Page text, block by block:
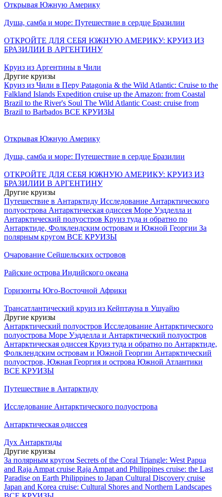
Открывая Южную Америку
Душа, самба и море: Путешествие в сердце Бразилии
ОТКРОЙТЕ ДЛЯ СЕБЯ ЮЖНУЮ АМЕРИКУ: КРУИЗ ИЗ
БРАЗИЛИИ В АРГЕНТИНУ
Круиз из Аргентины в Чили
Другие круизы
Круиз из Чили в Перу Patagonia & the Wild Atlantic: Cruise to the
Falkland Islands Expedition cruise up the Amazon: from Coastal
Brazil to the River's Soul The Wild Atlantic Coast: cruise from
Brazil to Barbados ВСЕ КРУИЗЫ
Открывая Южную Америку
Душа, самба и море: Путешествие в сердце Бразилии
ОТКРОЙТЕ ДЛЯ СЕБЯ ЮЖНУЮ АМЕРИКУ: КРУИЗ ИЗ
БРАЗИЛИИ В АРГЕНТИНУ
Другие круизы
Путешествие в Антарктиду Исследование Антарктического
полуострова Антарктическая одиссея Море Уэдделла и
Антарктический полуостров Круиз туда и обратно по
Антарктиде, Фолклендским островам и Южной Георгии За
полярным кругом ВСЕ КРУИЗЫ
Очарование Сейшельских островов
Райские острова Индийского океана
Горизонты Юго-Восточной Африки
Трансатлантический круиз из Кейптауна в Ушуайю
Другие круизы
Антарктический полуостров Исследование Антарктического
полуострова Море Уэдделла и Антарктический полуостров
Антарктическая одиссея Круиз туда и обратно по Антарктиде,
Фолклендским островам и Южной Георгии Антарктический
полуостров, Южная Георгия и острова Южной Атлантики
ВСЕ КРУИЗЫ
Путешествие в Антарктиду
Исследование Антарктического полуострова
Антарктическая одиссея
Дух Антарктиды
Другие круизы
За полярным кругом Secrets of the Coral Triangle: West Papua
and Raja Ampat cruise Raja Ampat and Philippines cruise: the Last
Paradise on Earth Philippines to Japan Cultural Discovery cruise
Japan and Korea cruise: Cultural Shores and Northern Landscapes